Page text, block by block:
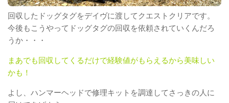
回収したドッグタグをデイヴに渡してクエストクリアです。
今後もこうやってドッグタグの回収を依頼されていくんだろ
うか・・・
まあでも回収してくるだけで経験値がもらえるから美味しい
かも！
よし、ハンマーヘッドで修理キットを調達してさっきの人に